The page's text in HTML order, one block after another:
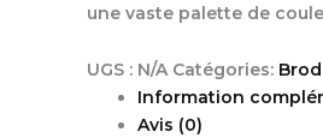
une vaste palette de
UGS : N/A Catégories:
Information
Avis (0)